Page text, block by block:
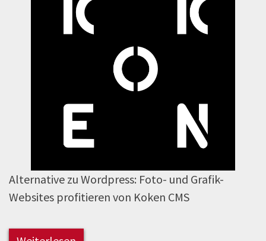
Alternative zu Wordpress: Foto- und Grafik-
Websites profitieren von Koken CMS